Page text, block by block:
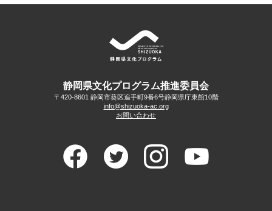
静岡県文化プログラム推進委員会
〒420-8601 静岡市葵区追手町9番6号静岡県庁東館10階
info@shizuoka-ac.org
お問い合わせ